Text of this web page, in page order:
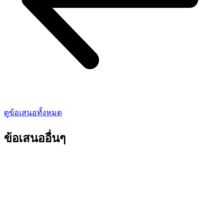
ดูข้อเสนอทั้งหมด
ข้อเสนออื่นๆ